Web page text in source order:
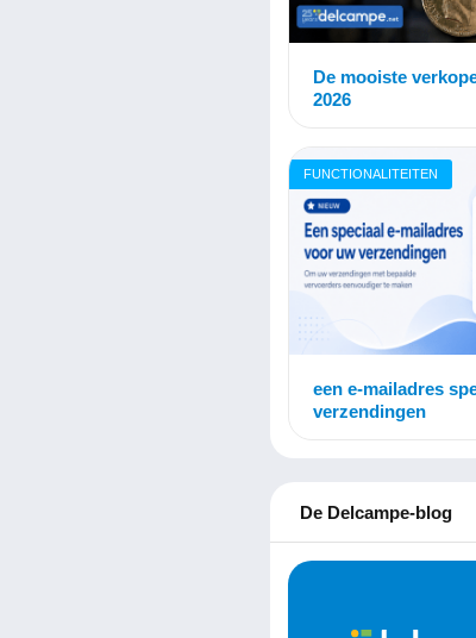
De mooiste
2026
FUNCTIONALITEITEN
een e-mailadres
verzendingen
De Delcampe-blog